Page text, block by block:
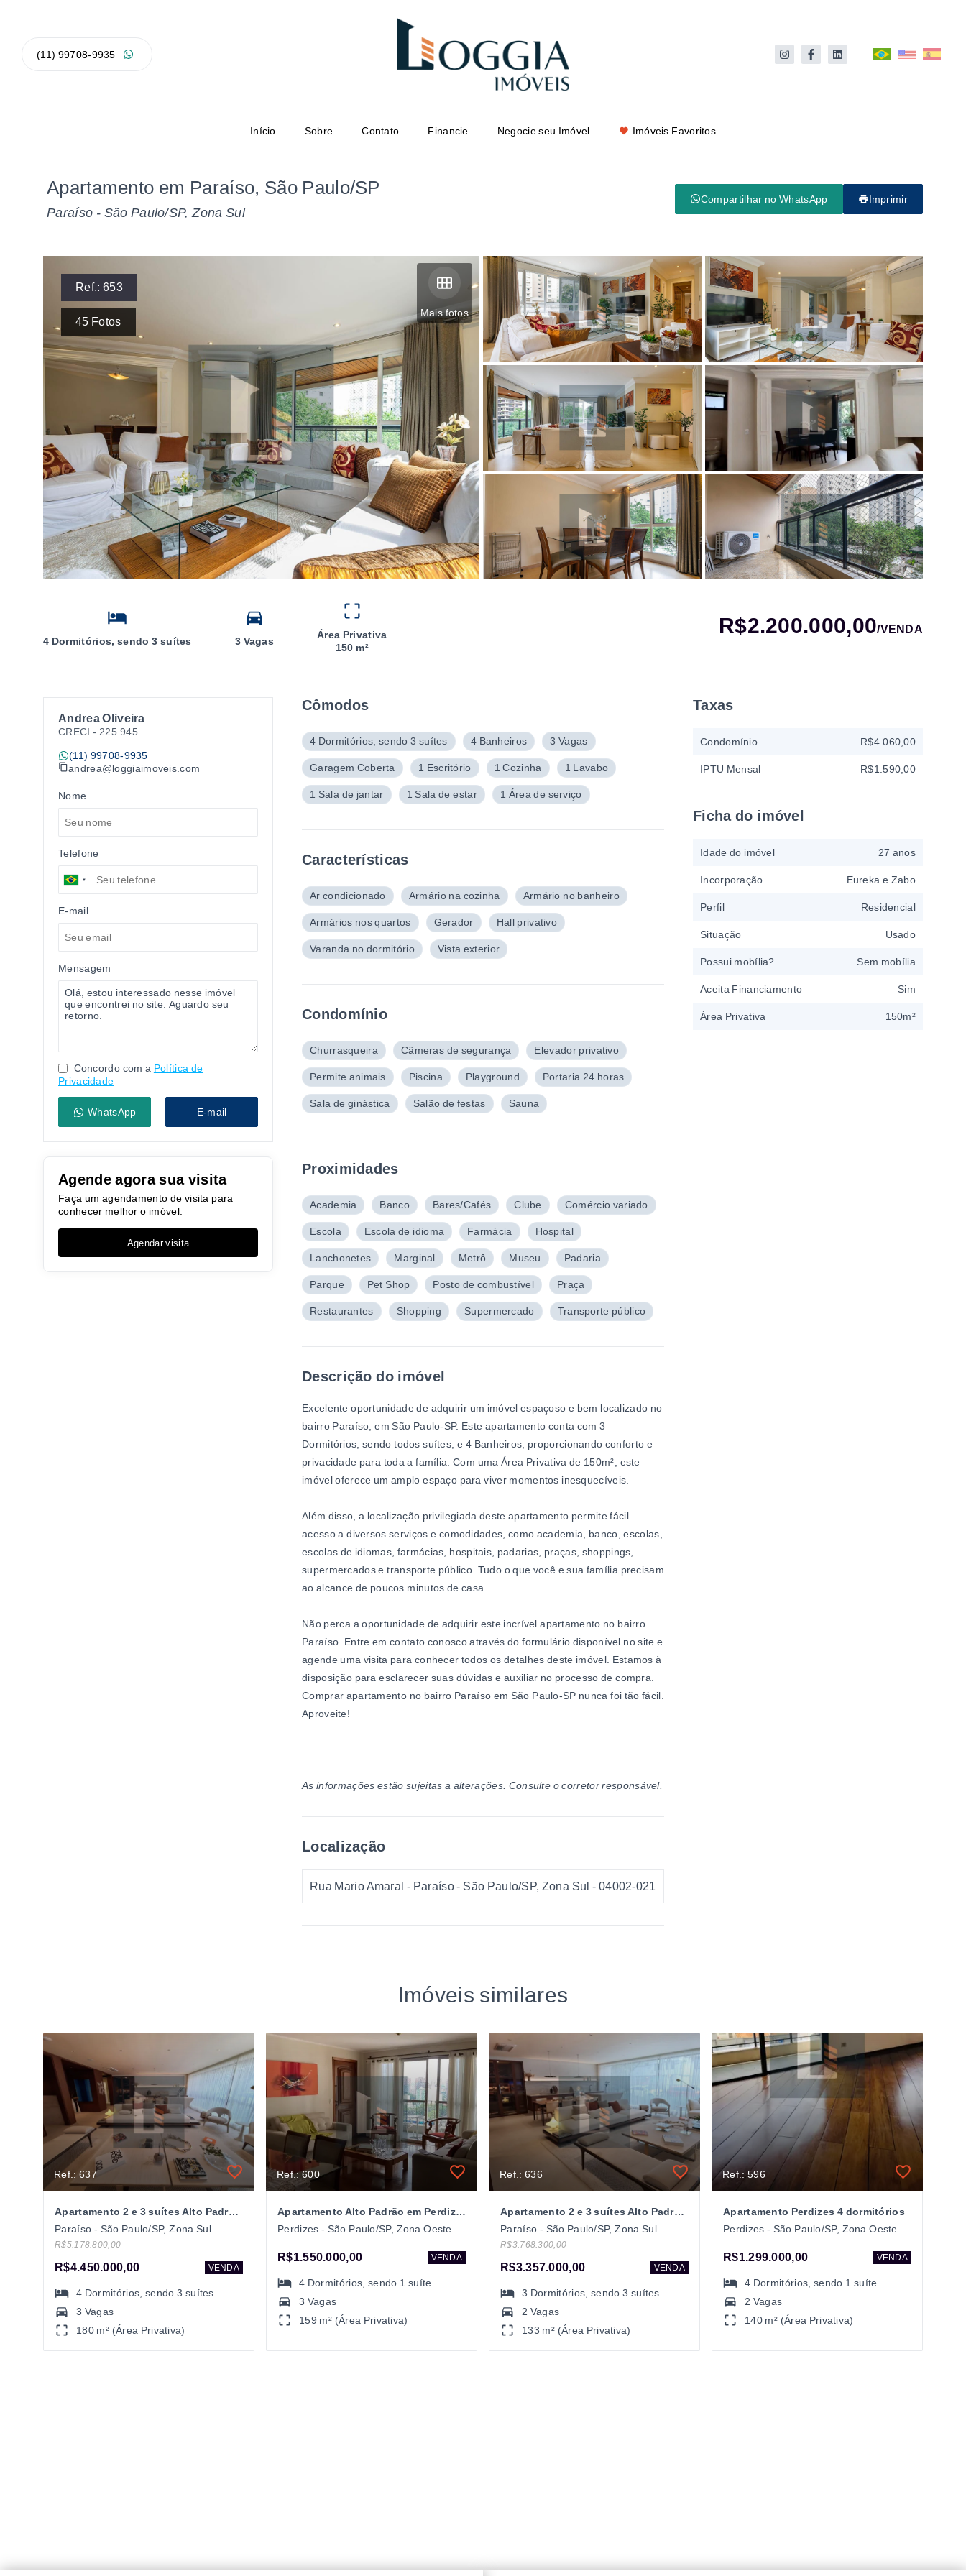
(11) 99708-9935
Início Sobre Contato Financie Negocie seu Imóvel Imóveis Favoritos
Apartamento em Paraíso, São Paulo/SP
Paraíso - São Paulo/SP, Zona Sul
Compartilhar no WhatsApp Imprimir
Mais fotos
Ref.:653
45 Fotos
4 Dormitórios, sendo 3 suítes 3 Vagas
Área Privativa
150 m²
R$2.200.000,00/VENDA
Andrea Oliveira
CRECI - 225.945
(11) 99708-9935
andrea@loggiaimoveis.com
Nome
Telefone
E-mail
Mensagem
Concordo com a Política de
Privacidade
WhatsApp E-mail
Agende agora sua visita
Faça um agendamento de visita para
conhecer melhor o imóvel.
Agendar visita
Cômodos
4 Dormitórios, sendo 3 suítes 4 Banheiros 3 Vagas
Garagem Coberta 1 Escritório 1 Cozinha 1 Lavabo
1 Sala de jantar 1 Sala de estar 1 Área de serviço
Características
Ar condicionado Armário na cozinha Armário no banheiro
Armários nos quartos Gerador Hall privativo
Varanda no dormitório Vista exterior
Condomínio
Churrasqueira Câmeras de segurança Elevador privativo
Permite animais Piscina Playground Portaria 24 horas
Sala de ginástica Salão de festas Sauna
Proximidades
Academia Banco Bares/Cafés Clube Comércio variado
Escola Escola de idioma Farmácia Hospital
Lanchonetes Marginal Metrô Museu Padaria
Parque Pet Shop Posto de combustível Praça
Restaurantes Shopping Supermercado Transporte público
Descrição do imóvel
Excelente oportunidade de adquirir um imóvel espaçoso e bem localizado no
bairro Paraíso, em São Paulo-SP. Este apartamento conta com 3
Dormitórios, sendo todos suítes, e 4 Banheiros, proporcionando conforto e
privacidade para toda a família. Com uma Área Privativa de 150m², este
imóvel oferece um amplo espaço para viver momentos inesquecíveis.
Além disso, a localização privilegiada deste apartamento permite fácil
acesso a diversos serviços e comodidades, como academia, banco, escolas,
escolas de idiomas, farmácias, hospitais, padarias, praças, shoppings,
supermercados e transporte público. Tudo o que você e sua família precisam
ao alcance de poucos minutos de casa.
Não perca a oportunidade de adquirir este incrível apartamento no bairro
Paraíso. Entre em contato conosco através do formulário disponível no site e
agende uma visita para conhecer todos os detalhes deste imóvel. Estamos à
disposição para esclarecer suas dúvidas e auxiliar no processo de compra.
Comprar apartamento no bairro Paraíso em São Paulo-SP nunca foi tão fácil.
Aproveite!
As informações estão sujeitas a alterações. Consulte o corretor responsável.
Localização
Rua Mario Amaral - Paraíso - São Paulo/SP, Zona Sul - 04002-021
Taxas
Condomínio R$4.060,00
IPTU Mensal R$1.590,00
Ficha do imóvel
Idade do imóvel 27 anos
Incorporação Eureka e Zabo
Perfil Residencial
Situação Usado
Possui mobília? Sem mobília
Aceita Financiamento Sim
Área Privativa 150m²
Imóveis similares
Ref.: 637
Apartamento 2 e 3 suítes Alto Padrão no Paraíso
Paraíso - São Paulo/SP, Zona Sul
R$5.178.800,00
R$4.450.000,00 VENDA
4 Dormitórios , sendo3 suítes
3 Vagas
180 m² (Área Privativa)
Ref.: 600
Apartamento Alto Padrão em Perdizes, São Paulo/SP
Perdizes - São Paulo/SP, Zona Oeste
R$1.550.000,00 VENDA
4 Dormitórios , sendo 1 suíte
3 Vagas
159 m² (Área Privativa)
Ref.: 636
Apartamento 2 e 3 suítes Alto Padrão no Paraíso
Paraíso - São Paulo/SP, Zona Sul
R$3.768.300,00
R$3.357.000,00 VENDA
3 Dormitórios , sendo3 suítes
2 Vagas
133 m² (Área Privativa)
Ref.: 596
Apartamento Perdizes 4 dormitórios
Perdizes - São Paulo/SP, Zona Oeste
R$1.299.000,00 VENDA
4 Dormitórios , sendo 1 suíte
2 Vagas
140 m² (Área Privativa)